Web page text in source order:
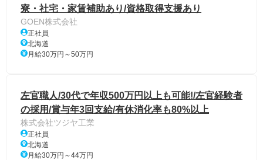
寮・社宅・家賃補助あり/資格取得支援あり
GOEN株式会社
正社員
北海道
月給30万円～50万円
左官職人/30代で年収500万円以上も可能!/左官経験者
の採用/賞与年3回支給/有休消化率も80%以上
株式会社ツジヤ工業
正社員
北海道
月給30万円～44万円